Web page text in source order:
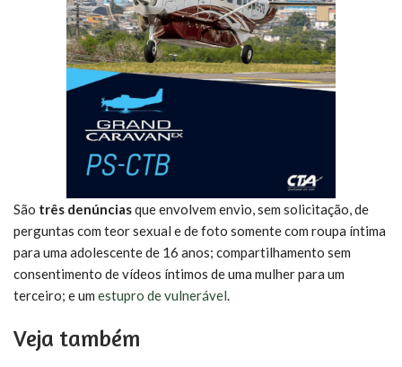
São três denúnciasque envolvem envio, sem solicitação, de
perguntas com teor sexual e de foto somente com roupa íntima
para uma adolescente de 16 anos; compartilhamento sem
consentimento de vídeos íntimos de uma mulher para um
terceiro; e um estupro de vulnerável.
Veja também